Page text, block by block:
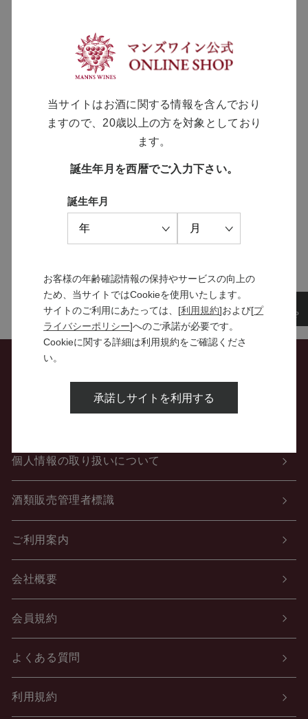
MANNS WINE
お問い合わせ
個人情報の取り扱いについて
酒類販売管理者標識
ご利用案内
会社概要
会員規約
よくある質問
利用規約
当サイトはお酒に関する情報を含んでおり
ますので、20歳以上の方を対象としており
ます。
誕生年月を西暦でご入力下さい。
誕生年月
お客様の年齢確認情報の保持やサービスの向上の
ため、当サイトではCookieを使用いたします。
サイトのご利用にあたっては、[利用規約]および[プ
ライバシーポリシー]へのご承諾が必要です。
Cookieに関する詳細は利用規約をご確認くださ
い。
承諾しサイトを利用する